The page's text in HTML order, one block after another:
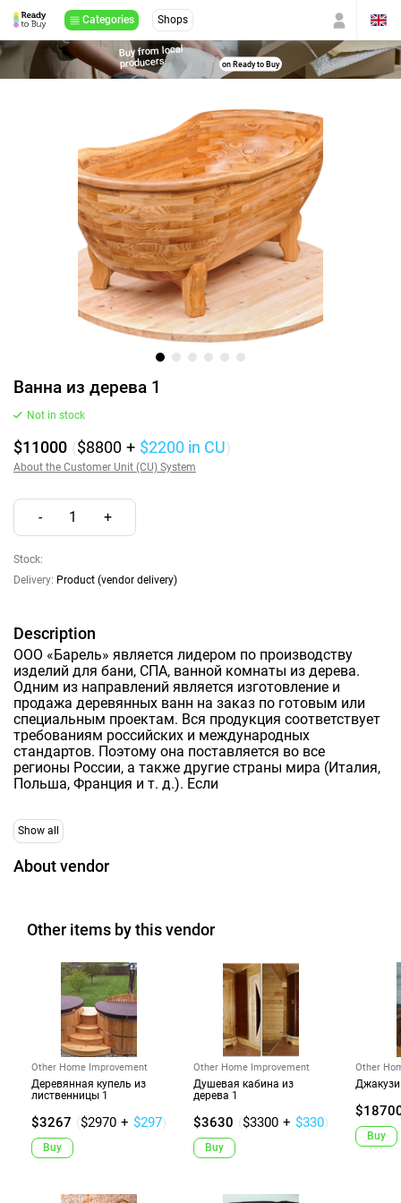
Categories Shops
Buy from local
producers on Ready to Buy
Ванна из дерева 1
Not in stock
$11000 ($8800 + $2200 in CU)
About the Customer Unit (CU) System
- 1 +
Stock:
Delivery: Product (vendor delivery)
Description
ООО «Барель» является лидером по производству
изделий для бани, СПА, ванной комнаты из дерева.
Одним из направлений является изготовление и
продажа деревянных ванн на заказ по готовым или
специальным проектам. Вся продукция соответствует
требованиям российских и международных
стандартов. Поэтому она поставляется во все
регионы России, а также другие страны мира (Италия,
Польша, Франция и т. д.). Если
Show all
About vendor
Other items by this vendor
Other Home Improvement
Деревянная купель из
лиственницы 1
$3267 ($2970 + $297)
Buy
Other Home Improvement
Душевая кабина из
дерева 1
$3630 ($3300 + $330)
Buy
Other
Buy